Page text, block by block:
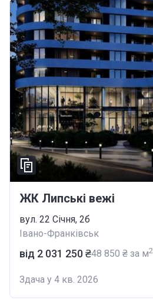
ЖК Липські вежі
вул. 22 Січня, 2б
Івано-Франківськ
від ‍2 031 250 ₴‍48 850 ₴ за м2
Здача у 4 кв. 2026